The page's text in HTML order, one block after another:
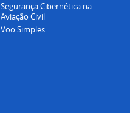
Segurança Cibernética na
Aviação Civil
Voo Simples